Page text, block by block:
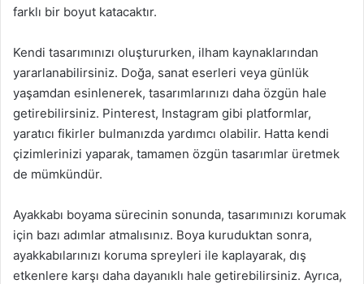
farklı bir boyut katacaktır.
Kendi tasarımınızı oluştururken, ilham kaynaklarından
yararlanabilirsiniz. Doğa, sanat eserleri veya günlük
yaşamdan esinlenerek, tasarımlarınızı daha özgün hale
getirebilirsiniz. Pinterest, Instagram gibi platformlar,
yaratıcı fikirler bulmanızda yardımcı olabilir. Hatta kendi
çizimlerinizi yaparak, tamamen özgün tasarımlar üretmek
de mümkündür.
Ayakkabı boyama sürecinin sonunda, tasarımınızı korumak
için bazı adımlar atmalısınız. Boya kuruduktan sonra,
ayakkabılarınızı koruma spreyleri ile kaplayarak, dış
etkenlere karşı daha dayanıklı hale getirebilirsiniz. Ayrıca,